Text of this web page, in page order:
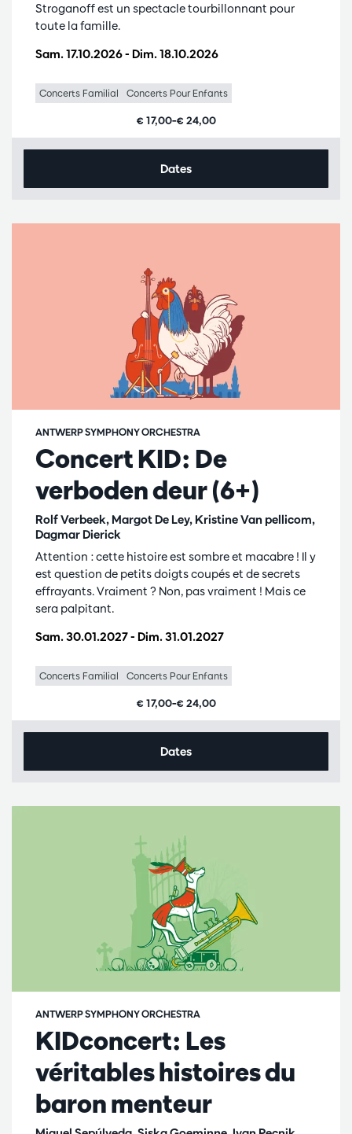
Sam. 17.10.2026- Dim. 18.10.2026
Stroganoff est un spectacle tourbillonnant pour
toute la famille.
Concerts Familial Concerts Pour Enfants
€ 17,00–€ 24,00
Dates
Concert KID: De
verboden deur (6+)
Rolf Verbeek, Margot De Ley, Kristine Van pellicom,
Dagmar Dierick
ANTWERP SYMPHONY ORCHESTRA
Sam. 30.01.2027- Dim. 31.01.2027
Attention : cette histoire est sombre et macabre ! Il y
est question de petits doigts coupés et de secrets
effrayants. Vraiment ? Non, pas vraiment ! Mais ce
sera palpitant.
Concerts Familial Concerts Pour Enfants
€ 17,00–€ 24,00
Dates
KIDconcert: Les
véritables histoires du
baron menteur
ANTWERP SYMPHONY ORCHESTRA